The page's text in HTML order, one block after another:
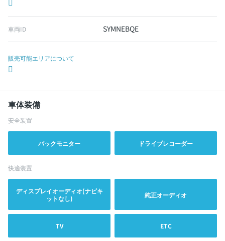
車両ID SYMNEBQE
販売可能エリアについて
車体装備
安全装置
バックモニター ドライブレコーダー
快適装置
ディスプレイオーディオ(ナビキ
ットなし)
純正オーディオ
TV ETC